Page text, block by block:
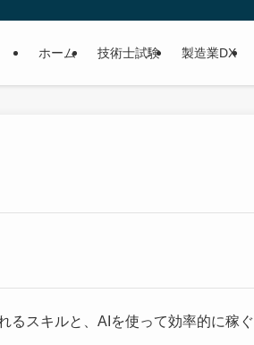
ホーム 技術士試験 製造業DX
るスキルと、AIを使って効率的に稼ぐ